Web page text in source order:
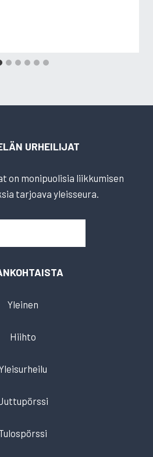
URHEILIJAT
on monipuolisia liikkumisen
tarjoava yleisseura.
Yleinen
Hiihto